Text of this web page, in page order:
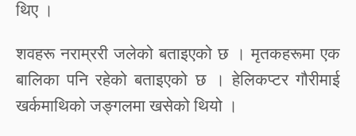
थिए ।
शवहरू नराम्ररी जलेको बताइएको छ । मृतकहरूमा एक
बालिका पनि रहेको बताइएको छ । हेलिकप्टर गौरीमाई
खर्कमाथिको जङ्गलमा खसेको थियो ।